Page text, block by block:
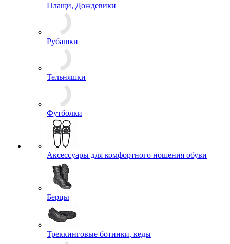
Плащи, Дождевики
Рубашки
Тельняшки
Футболки
Аксессуары для комфортного ношения обуви
Берцы
Треккинговые ботинки, кеды